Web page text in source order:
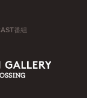
番組